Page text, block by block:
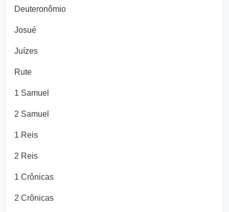
Deuteronômio
Josué
Juízes
Rute
1 Samuel
2 Samuel
1 Reis
2 Reis
1 Crônicas
2 Crônicas